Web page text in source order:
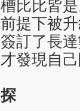
槽比比皆
前提下被
簽訂了長
才發現自
探